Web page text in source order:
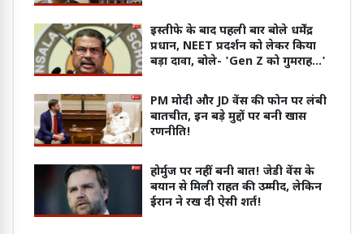
इस्तीफे के बाद पहली बार बोले धर्मेंद्र
प्रधान, NEET प्रदर्शन को लेकर किया
बड़ा दावा, बोले- 'Gen Z को गुमराह...'
PM मोदी और JD वेंस की फोन पर लंबी
बातचीत, इन बड़े मुद्दों पर बनी खास
रणनीति!
होर्मुज पर नहीं बनी बात! जेडी वेंस के
बयान से मिली राहत की उम्मीद, लेकिन
ईरान ने रख दी ऐसी शर्त!